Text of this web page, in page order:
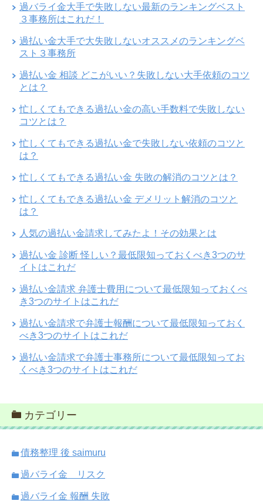
過バライ金大手で失敗しない最新のランキングベスト
３事務所はこれだ！
過払い金大手で大失敗しないオススメのランキングベ
スト３事務所
過払い金 相談 どこがいい？失敗しない大手依頼のコツ
とは？
忙しくてもできる過払い金の高い手数料で失敗しない
コツとは？
忙しくてもできる過払い金で失敗しない依頼のコツと
は？
忙しくてもできる過払い金 失敗の解消のコツとは？
忙しくてもできる過払い金 デメリット解消のコツと
は？
人気の過払い金請求してみたよ！その効果とは
過払い金 診断 怪しい？最低限知っておくべき3つのサ
イトはこれだ
過払い金請求 弁護士費用について最低限知っておくべ
き3つのサイトはこれだ
過払い金請求で弁護士報酬について最低限知っておく
べき3つのサイトはこれだ
過払い金請求で弁護士事務所について最低限知ってお
くべき3つのサイトはこれだ
カテゴリー
債務整理 後 saimuru
過バライ金 リスク
過バライ金 報酬 失敗